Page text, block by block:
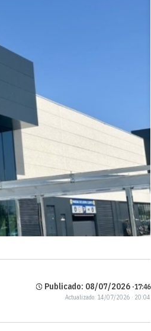
Publicado: 08/07/2026 ·17:46
Actualizado: 14/07/2026 · 20:04